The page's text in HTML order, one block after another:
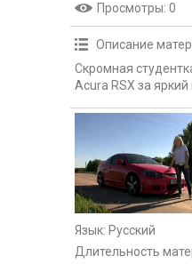
Просмотры: 0
Описание
Скромная
Acura RSX за яркий
Язык: Русский
Длительность